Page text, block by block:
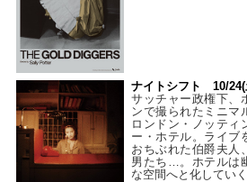
ナイトシフト 10/24(
サッチャー政権下、
ンで撮られたミニマ
ロンドン・ノッティ
ー・ホテル。ライブ
おちぶれた伯爵夫人
男たち…。ホテルは
な空間へと化していく